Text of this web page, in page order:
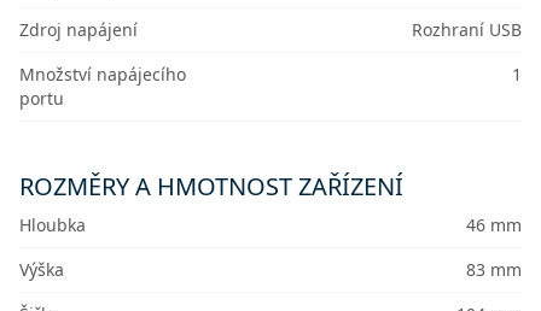
Zdroj napájení
Rozhraní USB
Množství napájecího
portu
1
ROZMĚRY A HMOTNOST ZAŘÍZENÍ
Hloubka
46 mm
Výška
83 mm